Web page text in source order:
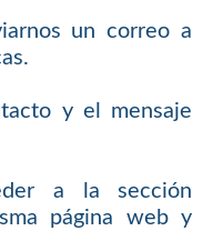
un correo a
y el mensaje
a la sección
página web y